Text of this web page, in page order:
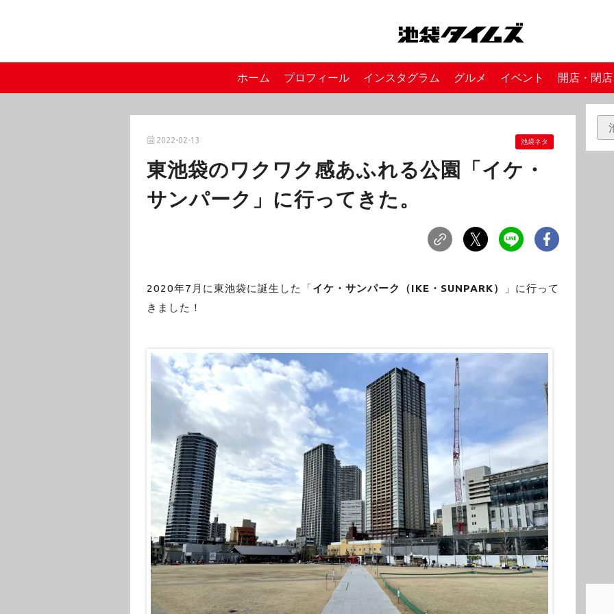
ホーム プロフィール インスタグラム グルメ イベント 開店・閉店
2022-02-13 池袋ネタ
東池袋のワクワク感あふれる公園「イケ・
サンパーク」に行ってきた。
2020年7月に東池袋に誕生した「イケ・サンパーク（IKE・SUNPARK）
」に行って
きました！